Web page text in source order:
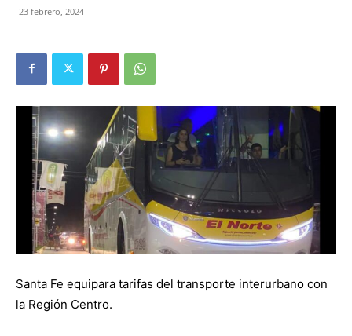
23 febrero, 2024
Santa Fe equipara tarifas del transporte interurbano con
la Región Centro.